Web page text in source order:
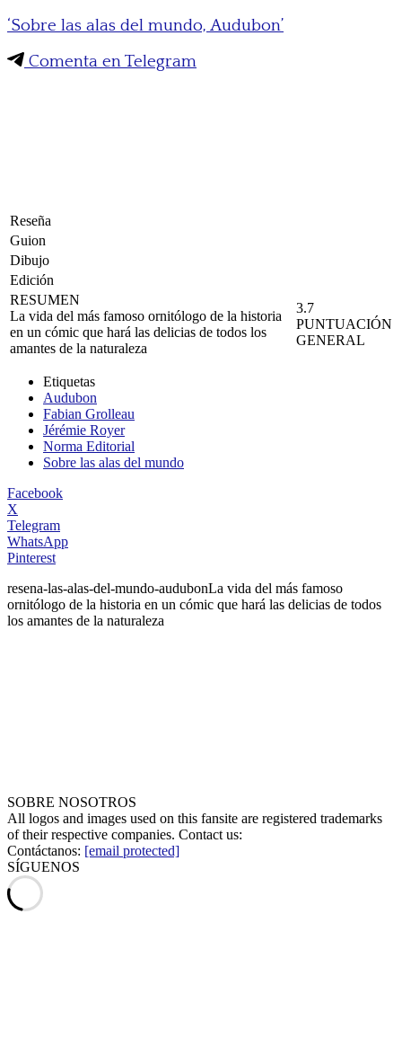
‘Sobre las alas del mundo, Audubon’
Comenta en Telegram
Reseña
Guion
Dibujo
Edición
RESUMEN
La vida del más famoso ornitólogo de la historia
en un cómic que hará las delicias de todos los
amantes de la naturaleza
3.7
PUNTUACIÓN
GENERAL
Etiquetas
Audubon
Fabian Grolleau
Jérémie Royer
Norma Editorial
Sobre las alas del mundo
Facebook
X
Telegram
WhatsApp
Pinterest
resena-las-alas-del-mundo-audubonLa vida del más famoso
ornitólogo de la historia en un cómic que hará las delicias de todos
los amantes de la naturaleza
SOBRE NOSOTROS
All logos and images used on this fansite are registered trademarks
of their respective companies. Contact us:
Contáctanos: [email protected]
SÍGUENOS